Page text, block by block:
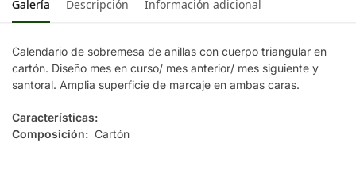
Galería Descripción Información adicional
Calendario de sobremesa de anillas con cuerpo triangular en
cartón. Diseño mes en curso/ mes anterior/ mes siguiente y
santoral. Amplia superficie de marcaje en ambas caras.
Características:
Composición: Cartón